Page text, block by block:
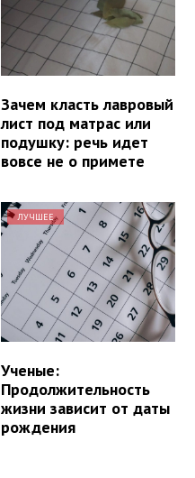
Зачем класть лавровый
лист под матрас или
подушку: речь идет
вовсе не о примете
ЛУЧШЕЕ
Ученые:
Продолжительность
жизни зависит от даты
рождения